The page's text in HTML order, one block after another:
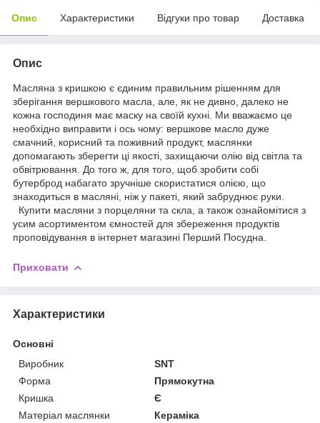
Опис Характеристики Відгуки про товар Доставка
Опис
Масляна з кришкою є єдиним правильним рішенням для
зберігання вершкового масла, але, як не дивно, далеко не
кожна господиня має маску на своїй кухні. Ми вважаємо це
необхідно виправити і ось чому: вершкове масло дуже
смачний, корисний та поживний продукт, маслянки
допомагають зберегти ці якості, захищаючи олію від світла та
обвітрювання. До того ж, для того, щоб зробити собі
бутерброд набагато зручніше скористатися олією, що
знаходиться в масляні, ніж у пакеті, який забруднює руки.
Купити масляни з порцеляни та скла, а також ознайомітися з
усим асортиментом ємностей для збереження продуктів
проповідування в інтернет магазині Перший Посудна.
Приховати
Характеристики
Основні
Виробник
SNT
Форма
Прямокутна
Кришка
Є
Матеріал маслянки
Кераміка